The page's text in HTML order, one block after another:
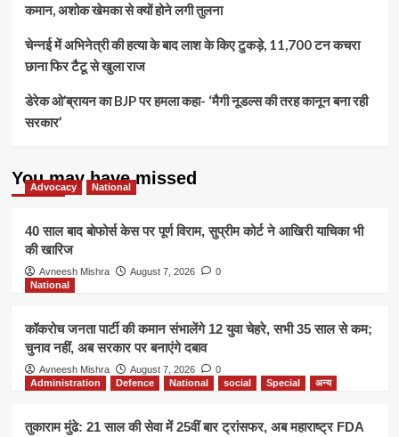
कमान, अशोक खेमका से क्यों होने लगी तुलना
चेन्नई में अभिनेत्री की हत्या के बाद लाश के किए टुकड़े, 11,700 टन कचरा
छाना फिर टैटू से खुला राज
डेरेक ओ’ब्रायन का BJP पर हमला कहा- ‘मैगी नूडल्स की तरह कानून बना रही
सरकार’
You may have missed
Advocacy National
40 साल बाद बोफोर्स केस पर पूर्ण विराम, सुप्रीम कोर्ट ने आखिरी याचिका भी
की खारिज
Avneesh Mishra August 7, 2026
0
National
कॉकरोच जनता पार्टी की कमान संभालेंगे 12 युवा चेहरे, सभी 35 साल से कम;
चुनाव नहीं, अब सरकार पर बनाएंगे दबाव
Avneesh Mishra August 7, 2026
0
Administration
Defence National social Special अन्य
तुकाराम मुंढे: 21 साल की सेवा में 25वीं बार ट्रांसफर, अब महाराष्ट्र FDA